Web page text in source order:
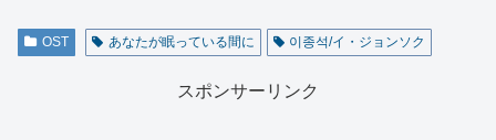
OST あなたが眠っている間に 이종석/イ・ジョンソク
スポンサーリンク